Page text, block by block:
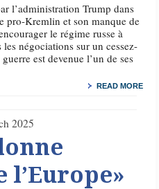
l’administration Trump dans
pro-Kremlin et son manque de
le régime russe à
négociations sur un cessez-
est devenue l’un de ses
READ MORE
2025